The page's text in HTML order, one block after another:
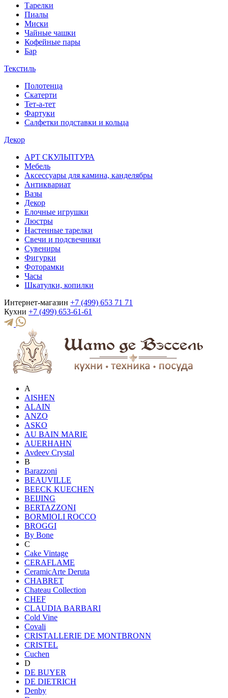
Тарелки
Пиалы
Миски
Чайные чашки
Кофейные пары
Бар
Текстиль
Полотенца
Скатерти
Тет-а-тет
Фартуки
Салфетки подставки и кольца
Декор
АРТ СКУЛЬПТУРА
Мебель
Аксессуары для камина, канделябры
Антиквариат
Вазы
Декор
Елочные игрушки
Люстры
Настенные тарелки
Свечи и подсвечники
Сувениры
Фигурки
Фоторамки
Часы
Шкатулки, копилки
Интернет-магазин +7 (499) 653 71 71
Кухни +7 (499) 653-61-61
A
AISHEN
ALAIN
ANZO
ASKO
AU BAIN MARIE
AUERHAHN
Avdeev Crystal
B
Barazzoni
BEAUVILLE
BEECK KUECHEN
BEIJING
BERTAZZONI
BORMIOLI ROCCO
BROGGI
By Bone
C
Cake Vintage
CERAFLAME
CeramicArte Deruta
CHABRET
Chateau Collection
CHEF
CLAUDIA BARBARI
Cold Vine
Covali
CRISTALLERIE DE MONTBRONN
CRISTEL
Cuchen
D
DE BUYER
DE DIETRICH
Denby